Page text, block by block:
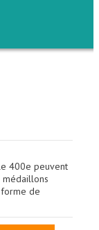
400e peuvent
de